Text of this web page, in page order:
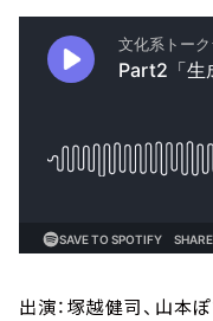
出演：塚越健司、山本